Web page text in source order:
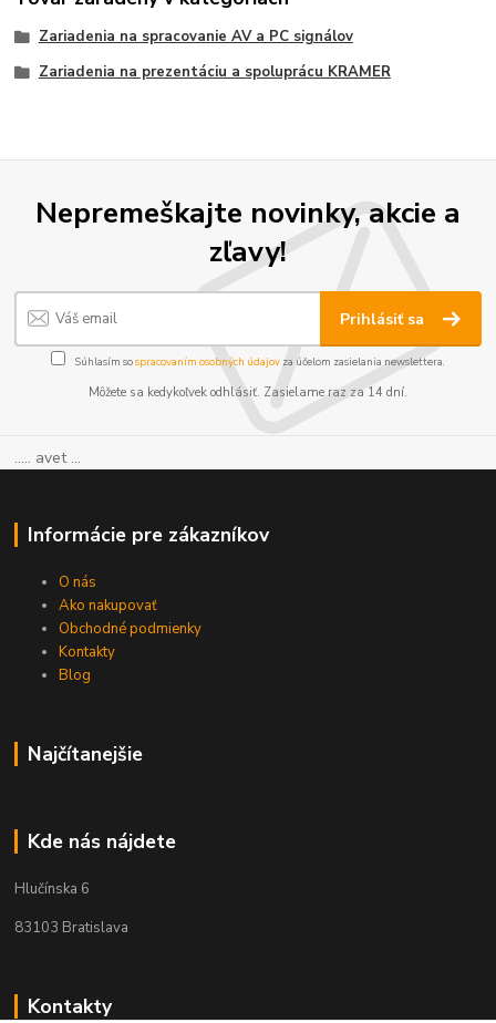
Zariadenia na spracovanie AV a PC signálov
Zariadenia na prezentáciu a spoluprácu KRAMER
Nepremeškajte novinky, akcie a
zľavy!
Prihlásiť sa
Súhlasím sospracovaním osobných údajov za účelom zasielania newslettera.
Môžete sa kedykoľvek odhlásiť. Zasielame raz za 14 dní.
..... avet ...
Informácie pre zákazníkov
O nás
Ako nakupovať
Obchodné podmienky
Kontakty
Blog
Najčítanejšie
Kde nás nájdete
Hlučínska 6
83103 Bratislava
Kontakty